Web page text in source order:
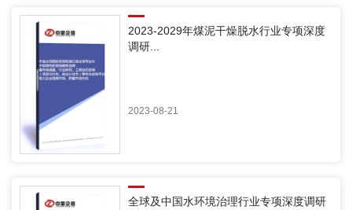
2023-2029年煤泥干燥脱水行业专项深度
调研...
2023-08-21
全球及中国水环境治理行业专项深度调研